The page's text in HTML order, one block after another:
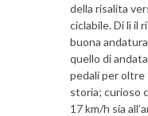
della risalita
ciclabile. Di lì il
buona
quello di
pedali per oltre
storia; curioso
17 km/h sia